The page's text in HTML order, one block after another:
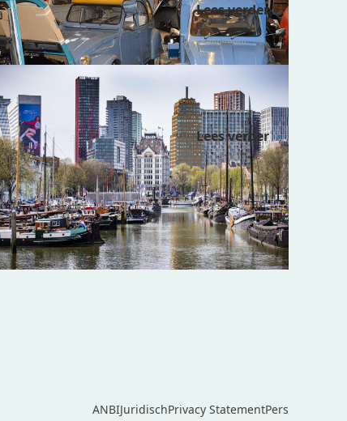
Lees verder
Erfgoedhavens Rotterdam
Lees verder
ANBIJuridischPrivacy StatementPers